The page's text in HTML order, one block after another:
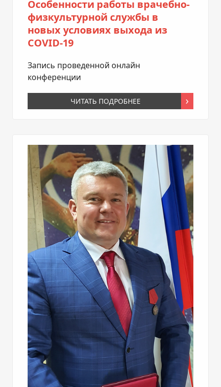
Особенности работы врачебно-
физкультурной службы в
новых условиях выхода из
COVID-19
Запись проведенной онлайн
конференции
ЧИТАТЬ ПОДРОБНЕЕ